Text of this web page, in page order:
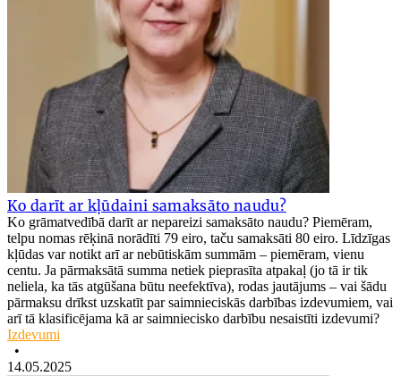
Ko darīt ar kļūdaini samaksāto naudu?
Ko grāmatvedībā darīt ar nepareizi samaksāto naudu? Piemēram,
telpu nomas rēķinā norādīti 79 eiro, taču samaksāti 80 eiro. Līdzīgas
kļūdas var notikt arī ar nebūtiskām summām – piemēram, vienu
centu. Ja pārmaksātā summa netiek pieprasīta atpakaļ (jo tā ir tik
neliela, ka tās atgūšana būtu neefektīva), rodas jautājums – vai šādu
pārmaksu drīkst uzskatīt par saimnieciskās darbības izdevumiem, vai
arī tā klasificējama kā ar saimniecisko darbību nesaistīti izdevumi?
Izdevumi
•
14.05.2025